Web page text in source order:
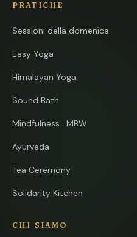
PRATICHE
Sessioni della domenica
Easy Yoga
Himalayan Yoga
Sound Bath
Mindfulness · MBW
Ayurveda
Tea Ceremony
Solidarity Kitchen
CHI SIAMO